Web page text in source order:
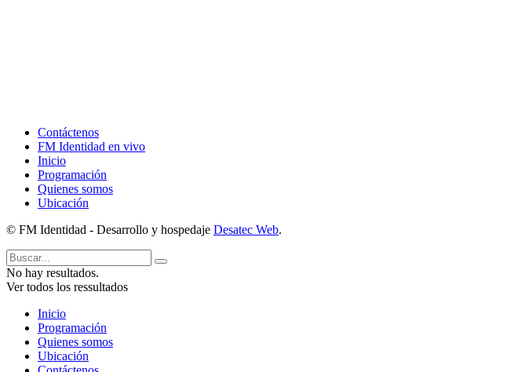
Contáctenos
FM Identidad en vivo
Inicio
Programación
Quienes somos
Ubicación
© FM Identidad - Desarrollo y hospedaje Desatec Web.
No hay resultados.
Ver todos los ressultados
Inicio
Programación
Quienes somos
Ubicación